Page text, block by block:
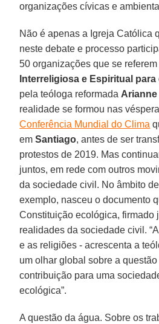
organizações cívicas e
Não é apenas a Igreja Católica
neste debate e processo
50 organizações que se referem
Interreligiosa e Espiritual para
pela teóloga reformada Arianne
realidade se formou nas
Conferência Mundial do Clima
emSantiago, antes de ser
protestos de 2019. Mas
juntos, em rede com outros
da sociedade civil. No âmbito
exemplo, nasceu o documento
Constituição ecológica, firmado
realidades da sociedade civil.
e as religiões - acrescenta a
um olhar global sobre a
contribuição para uma
ecológica”.
A questão da água. Sobre os